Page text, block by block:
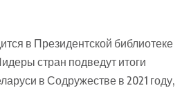
в Президентской библиотеке
стран подведут итоги
в Содружестве в 2021 году,